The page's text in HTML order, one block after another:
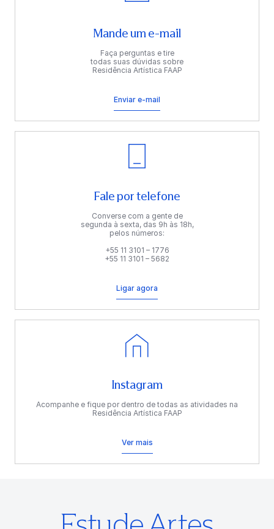
Mande um e-mail
Faça perguntas e tire
todas suas dúvidas sobre
Residência Artística FAAP
Enviar e-mail
Fale por telefone
Converse com a gente de
segunda à sexta, das 9h às 18h,
pelos números:
+55 11 3101 – 1776
+55 11 3101 – 5682
Ligar agora
Instagram
Acompanhe e fique por dentro de todas as atividades na
Residência Artística FAAP
Ver mais